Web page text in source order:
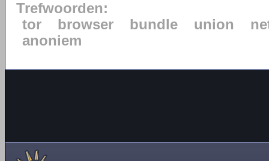
Trefwoorden:
tor
browser bundle union
anoniem